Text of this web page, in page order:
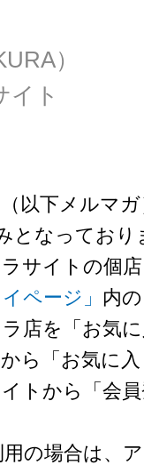
）
イト
以下メルマ
となっており
サイトの個
イページ」 内の
店を「お気
ら「お気に
トから「会
の場合は、